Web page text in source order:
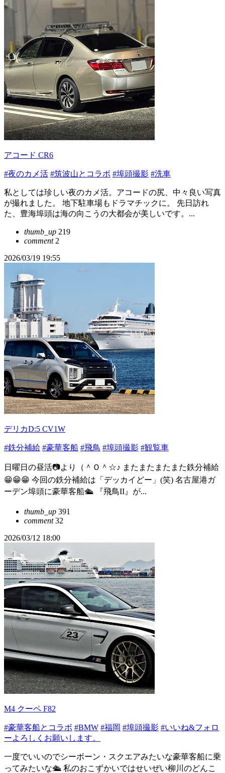
アコード CR6
#夜のカメ活 #筑波山とコラボ #埠頭撮影 #洗車
私としては珍しい夜のカメ活。アコードの尻、中々良い写真
が撮れました。 地下駐車場もドラマチックに。 先日訪れ
た、豊海埠頭は海の向こうの大都会が美しいです。...
thumb_up 219
comment2
2026/03/19 19:55
デリカD:5 CV1W
#鉄分補給 #豪華客船 #飛鳥 #埠頭撮影 #観覧車
日曜日の昼活📷より（＾Ｏ＾☆♪ またまたまたまた鉄分補給
😁😁😁 今回の鉄分補給は「デッカイどー」(笑) 名古屋港ガ
ーデン埠頭に豪華客船🛳️ 『飛鳥II』が...
thumb_up 391
comment32
2026/03/12 18:00
M4 クーペ F82
#豪華客船とコラボ #BMW #福岡 #埠頭撮影 #いいね&フォロ
ーよろしくお願いします。
一度でいいのでシーボーン・スクエアみたいな豪華客船に乗
ってみたいな🛳️ 私のおこずかいではせいぜい柳川のどんこ